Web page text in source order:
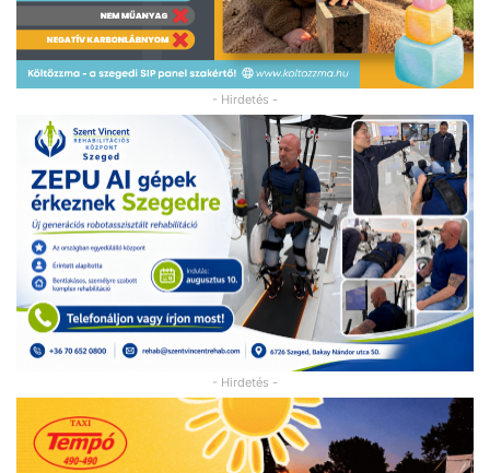
- Hirdetés -
- Hirdetés -